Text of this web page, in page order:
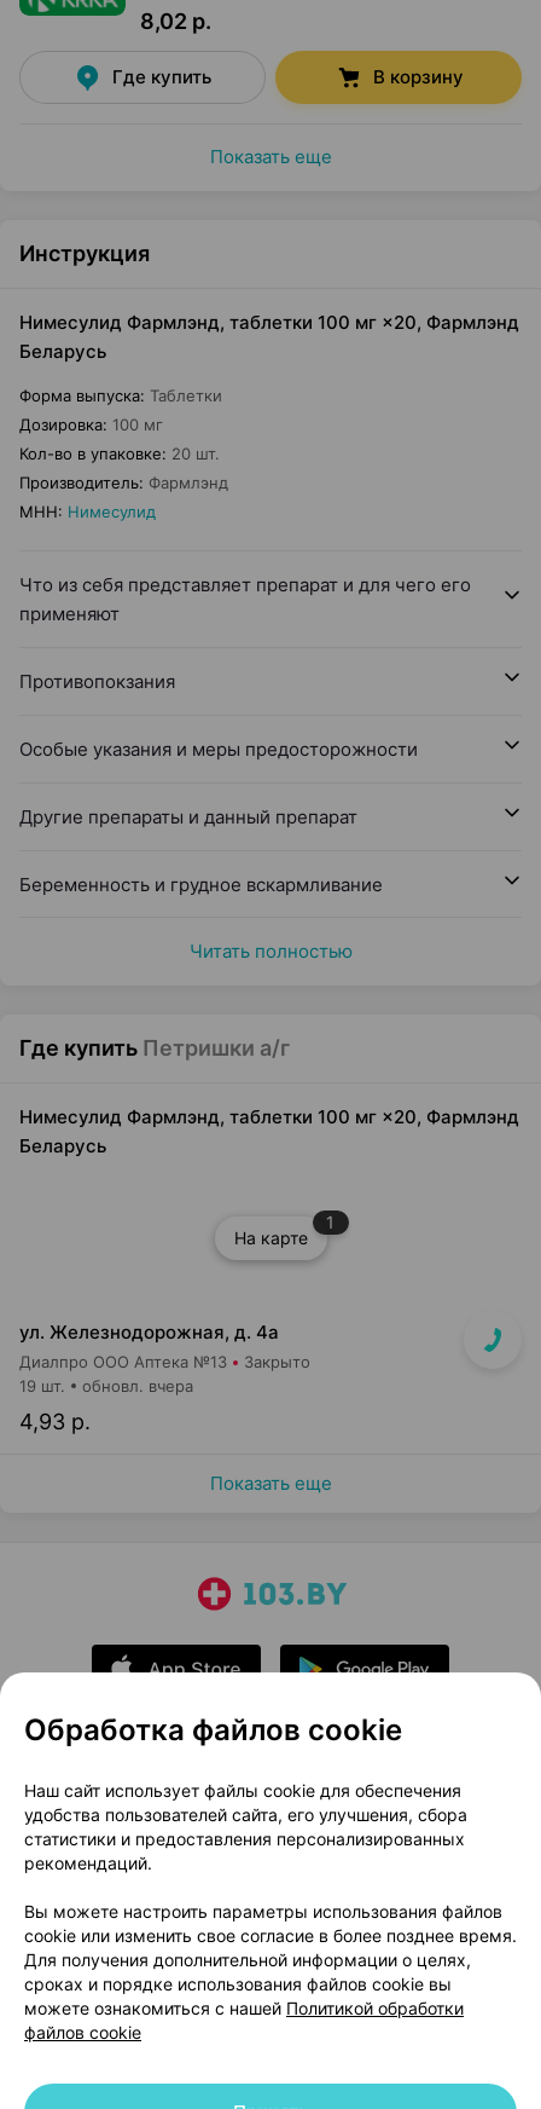
8,02 р.
Где купить В корзину
Показать еще
Инструкция
Нимесулид Фармлэнд, таблетки 100 мг ×20, Фармлэнд
Беларусь
Форма выпуска: Таблетки
Дозировка: 100 мг
Кол-во в упаковке: 20 шт.
Производитель: Фармлэнд
МНН: Нимесулид
Что из себя представляет препарат и для чего его
применяют
Противопокзания
Особые указания и меры предосторожности
Другие препараты и данный препарат
Беременность и грудное вскармливание
Читать полностью
Где купить Петришки а/г
Нимесулид Фармлэнд, таблетки 100 мг ×20, Фармлэнд
Беларусь
На карте
1
ул. Железнодорожная, д. 4а
Диалпро ООО Аптека №13 Закрыто
4,93 р.
19 шт. обновл. вчера
Показать еще
О проекте
Новости проекта
Размещение рекламы
Медицинский маркетинг
Публичный договор
Доставка
Способы оплаты
Вакансии
Партнеры
Написать руководителю 103.by
Написать в поддержку
Персональные настройки Cookie
Обработка файлов cookie
Наш сайт использует файлы cookie для обеспечения
удобства пользователей сайта, его улучшения, сбора
статистики и предоставления персонализированных
рекомендаций.
Вы можете настроить параметры использования файлов
cookie или изменить свое согласие в более позднее время.
Для получения дополнительной информации о целях,
сроках и порядке использования файлов cookie вы
можете ознакомиться с нашей Политикой обработки
файлов cookie